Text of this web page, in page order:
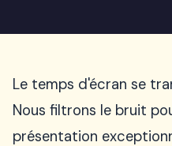
Le temps d'écran se
Nous filtrons le bruit
présentation